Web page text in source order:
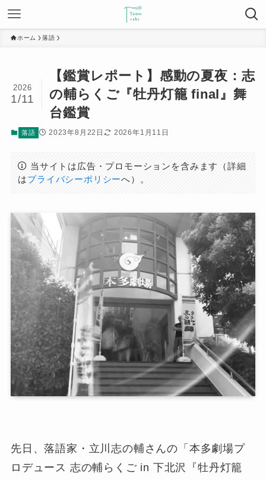
ホーム 落語
【鑑賞レポート】感動の夏夜：志
の輔らくご『牡丹灯籠 final』舞
台鑑賞
2026
1/11
落語 2023年8月22日 2026年1月11日
当サイトは広告・プロモーションを含みます（詳細
はプライバシーポリシーへ）。
先日、落語家・立川志の輔さんの「本多劇場プ
ロデュース 志の輔らくご in 下北沢『牡丹灯籠